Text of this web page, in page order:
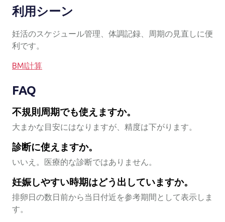
利用シーン
妊活のスケジュール管理、体調記録、周期の見直しに便
利です。
BMI計算
FAQ
不規則周期でも使えますか。
大まかな目安にはなりますが、精度は下がります。
診断に使えますか。
いいえ。医療的な診断ではありません。
妊娠しやすい時期はどう出していますか。
排卵日の数日前から当日付近を参考期間として表示しま
す。